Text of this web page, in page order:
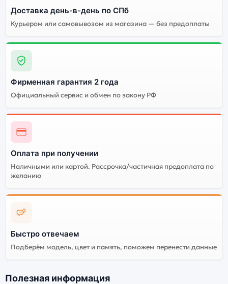
Энергоемкий
аккумулятор
Стоимость смартфона
Apple iPhone 13 mini
256Gb Blue (Синий)
смартфона Apple iPhone 13 mini (Восстановленный)
256Gb Blue (Синий). Мы рекомендуем выбирать
оригинальной версию — она полностью
корректная работа сервисов не гарантируется.
Доставка день-в-день по СПб
Курьером или самовывозом из магазина — без предоплаты
Фирменная гарантия 2 года
Официальный сервис и обмен по закону РФ
Оплата при получении
Наличными или картой. Рассрочка/частичная предоплата по
желанию
Быстро отвечаем
Подберём модель, цвет и память, поможем перенести данные
Полезная информация